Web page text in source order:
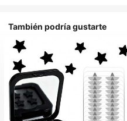
También podría gustarte